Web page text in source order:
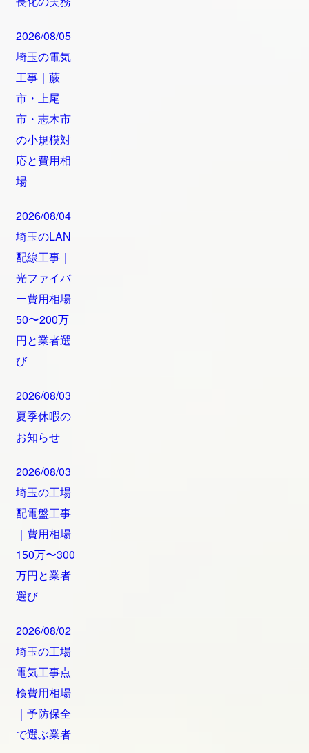
2026/08/05
埼玉の電気
工事｜蕨
市・上尾
市・志木市
の小規模対
応と費用相
場
2026/08/04
埼玉のLAN
配線工事｜
光ファイバ
ー費用相場
50〜200万
円と業者選
び
2026/08/03
夏季休暇の
お知らせ
2026/08/03
埼玉の工場
配電盤工事
｜費用相場
150万〜300
万円と業者
選び
2026/08/02
埼玉の工場
電気工事点
検費用相場
｜予防保全
で選ぶ業者